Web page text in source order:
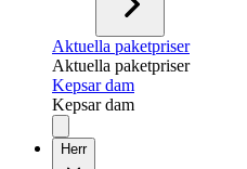
Aktuella paketpriser
Aktuella paketpriser
Kepsar dam
Kepsar dam
Herr